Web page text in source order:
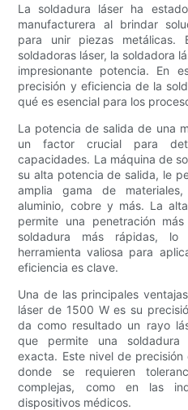
La soldadura láser ha
manufacturera al brindar
para unir piezas metálicas.
soldadoras láser, la soldadora
impresionante potencia. En
precisión y eficiencia de la
qué es esencial para los
La potencia de salida de una
un factor crucial para
capacidades. La máquina de
su alta potencia de salida, le
amplia gama de
aluminio, cobre y más. La
permite una penetración
soldadura más rápidas,
herramienta valiosa para
eficiencia es clave.
Una de las principales
láser de 1500 W es su
da como resultado un rayo
que permite una soldadura
exacta. Este nivel de
donde se requieren
complejas, como en las
dispositivos médicos.